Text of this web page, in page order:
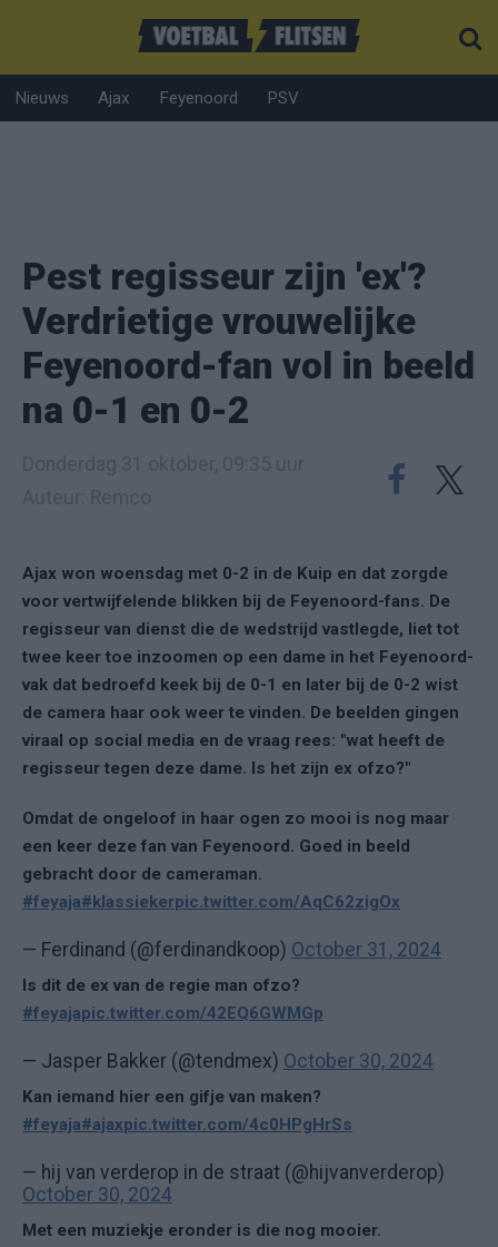
Nieuws Ajax Feyenoord PSV
Pest regisseur zijn 'ex'?
Verdrietige vrouwelijke
Feyenoord-fan vol in beeld
na 0-1 en 0-2
Ajax won woensdag met 0-2 in de Kuip en dat zorgde
voor vertwijfelende blikken bij de Feyenoord-fans. De
regisseur van dienst die de wedstrijd vastlegde, liet tot
twee keer toe inzoomen op een dame in het Feyenoord-
vak dat bedroefd keek bij de 0-1 en later bij de 0-2 wist
de camera haar ook weer te vinden. De beelden gingen
viraal op social media en de vraag rees: "wat heeft de
regisseur tegen deze dame. Is het zijn ex ofzo?"
Omdat de ongeloof in haar ogen zo mooi is nog maar
een keer deze fan van Feyenoord. Goed in beeld
gebracht door de cameraman.
#feyaja#klassiekerpic.twitter.com/AqC62zigOx
— Ferdinand (@ferdinandkoop) October 31, 2024
Is dit de ex van de regie man ofzo?
#feyajapic.twitter.com/42EQ6GWMGp
— Jasper Bakker (@tendmex) October 30, 2024
Kan iemand hier een gifje van maken?
#feyaja#ajaxpic.twitter.com/4c0HPgHrSs
— hij van verderop in de straat (@hijvanverderop)
October 30, 2024
Met een muziekje eronder is die nog mooier.